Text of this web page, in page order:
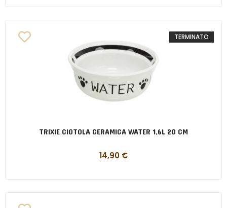
TERMINATO
TRIXIE CIOTOLA CERAMICA WATER 1,6L 20 CM
14,90 €